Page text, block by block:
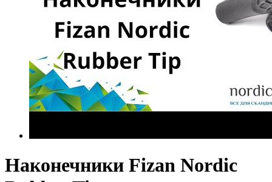
Наконечники Fizan Nordic